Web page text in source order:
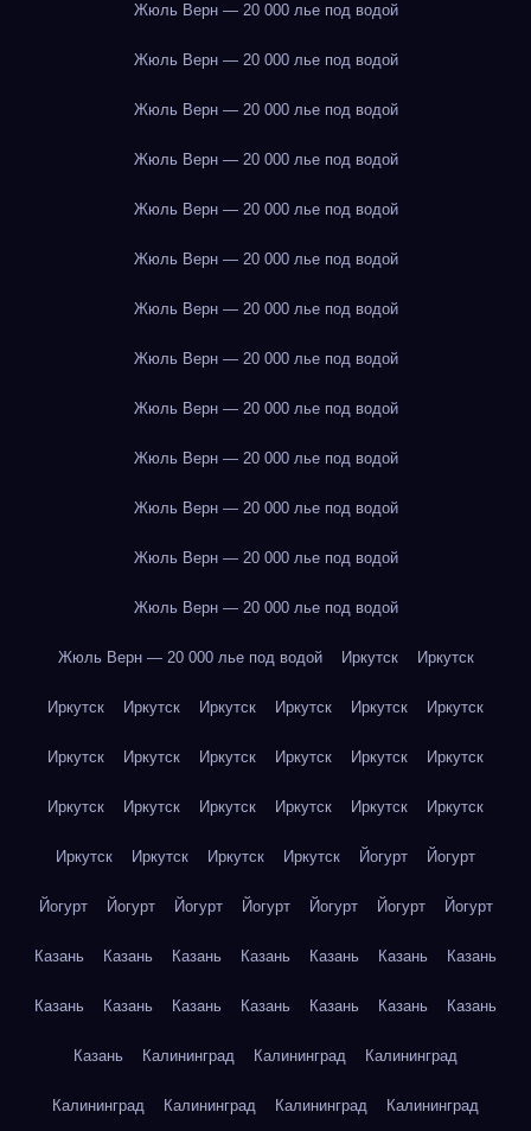
Жюль Верн — 20 000 лье под водой
Жюль Верн — 20 000 лье под водой
Жюль Верн — 20 000 лье под водой
Жюль Верн — 20 000 лье под водой
Жюль Верн — 20 000 лье под водой
Жюль Верн — 20 000 лье под водой
Жюль Верн — 20 000 лье под водой
Жюль Верн — 20 000 лье под водой
Жюль Верн — 20 000 лье под водой
Жюль Верн — 20 000 лье под водой
Жюль Верн — 20 000 лье под водой
Жюль Верн — 20 000 лье под водой
Жюль Верн — 20 000 лье под водой
Жюль Верн — 20 000 лье под водой Иркутск Иркутск
Иркутск Иркутск Иркутск Иркутск Иркутск Иркутск
Иркутск Иркутск Иркутск Иркутск Иркутск Иркутск
Иркутск Иркутск Иркутск Иркутск Иркутск Иркутск
Иркутск Иркутск Иркутск Иркутск Йогурт Йогурт
Йогурт Йогурт Йогурт Йогурт Йогурт Йогурт Йогурт
Казань Казань Казань Казань Казань Казань Казань
Казань Казань Казань Казань Казань Казань Казань
Казань Калининград Калининград Калининград
Калининград Калининград Калининград Калининград